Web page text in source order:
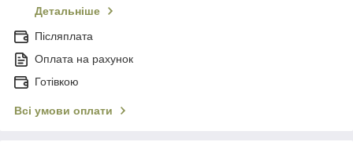
Детальніше
Післяплата
Оплата на рахунок
Готівкою
Всі умови оплати